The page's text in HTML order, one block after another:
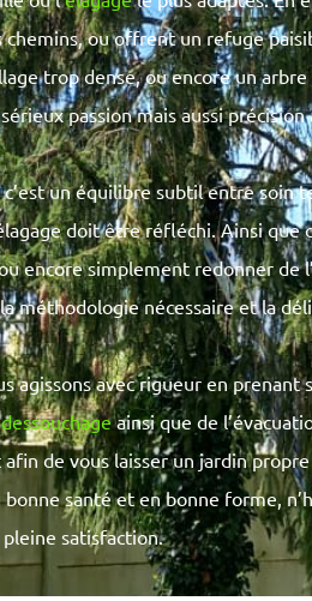
ou offrent un refuge
trop dense, ou encore un
passion mais aussi précision
c’est un équilibre subtil entre soin
doit être réfléchi. Ainsi que
encore simplement redonner de
méthodologie nécessaire et la
agissons avec rigueur en prenant
dessouchageainsi que de
afin de vous laisser un jardin
santé et en bonne forme,
satisfaction.